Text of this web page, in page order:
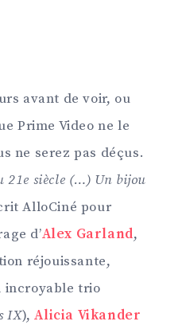
avant de voir, ou
Prime Video ne le
ne serez pas déçus.
21e siècle (…) Un bijou
AlloCiné pour
d’Alex Garland,
réjouissante,
incroyable trio
IX),Alicia Vikander